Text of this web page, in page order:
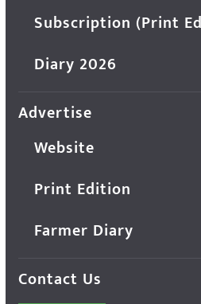
Subscription (Print
Diary 2026
Advertise
Website
Print Edition
Farmer Diary
Contact Us